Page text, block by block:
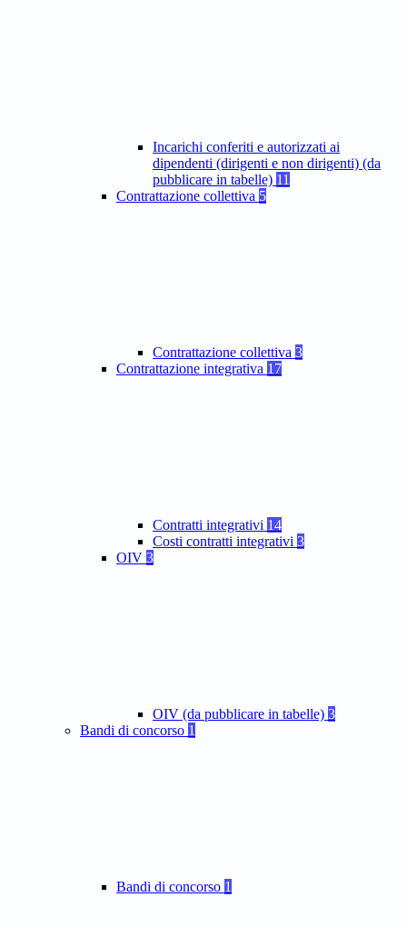
Incarichi conferiti e autorizzati ai
dipendenti (dirigenti e non dirigenti) (da
pubblicare in tabelle) 11
Contrattazione collettiva 5
Contrattazione collettiva 3
Contrattazione integrativa 17
Contratti integrativi 14
Costi contratti integrativi 3
OIV 3
OIV (da pubblicare in tabelle) 3
Bandi di concorso 1
Bandi di concorso 1